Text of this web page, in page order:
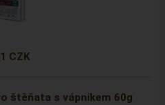
CZK
štěňata s vápníkem 60g